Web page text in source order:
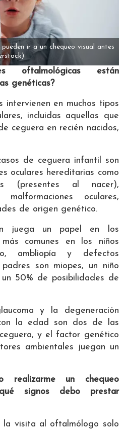
ir a un chequeo visual antes
oftalmológicas están
genéticas?
intervienen en muchos tipos
incluidas aquellas que
ceguera en recién nacidos,
de ceguera infantil son
oculares hereditarias como
(presentes al nacer),
malformaciones oculares,
de origen genético.
juega un papel en los
comunes en los niños
ambliopía y defectos
son miopes, un niño
50% de posibilidades de
y la degeneración
la edad son dos de las
y el factor genético
ambientales juegan un
realizarme un chequeo
signos debo prestar
la visita al oftalmólogo solo